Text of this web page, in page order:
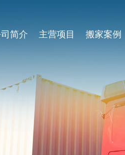
简介 主营项目 搬家案例